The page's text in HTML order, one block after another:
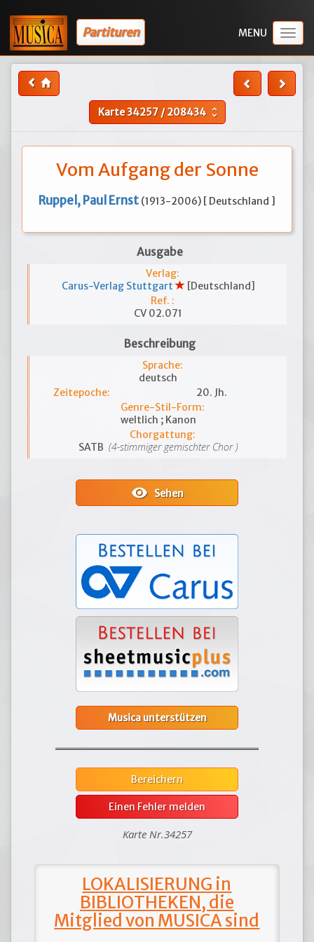
Partituren
Karte34257/208434 unfold_more
Vom Aufgang der Sonne
Ruppel, Paul Ernst (1913-2006) [ Deutschland ]
Ausgabe
Verlag:
Carus-Verlag Stuttgart
[Deutschland]
Ref. :
CV 02.071
Beschreibung
Sprache:
deutsch
Zeitepoche:
20. Jh.
Genre-Stil-Form:
weltlich ; Kanon
Chorgattung:
SATB (4-stimmiger gemischter Chor )
visibilitySehen
Musica unterstützen
Bereichern
Einen Fehler melden
Karte Nr.34257
LOKALISIERUNG in
BIBLIOTHEKEN, die
Mitglied von MUSICA sind